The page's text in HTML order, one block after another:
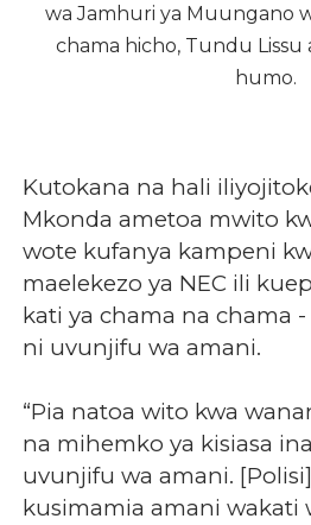
wa Jamhuri ya Muungano
chama hicho, Tundu Lissu
humo.
Kutokana na hali
Mkonda ametoa mwito
wote kufanya kampeni
maelekezo ya NEC ili
kati ya chama na chama
ni uvunjifu wa amani.
“Pia natoa wito kwa
na mihemko ya kisiasa
uvunjifu wa amani.
kusimamia amani wakati